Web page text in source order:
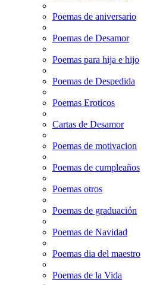
Poemas de aniversario
Poemas de Desamor
Poemas para hija e hijo
Poemas de Despedida
Poemas Eroticos
Cartas de Desamor
Poemas de motivacion
Poemas de cumpleaños
Poemas otros
Poemas de graduación
Poemas de Navidad
Poemas dia del maestro
Poemas de la Vida